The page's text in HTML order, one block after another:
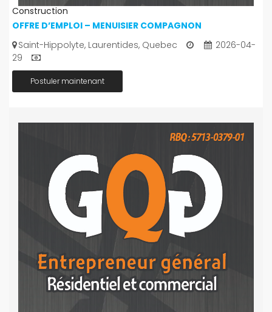
Construction
OFFRE D’EMPLOI – MENUISIER COMPAGNON
Saint-Hippolyte, Laurentides, Quebec
2026-04-
29
Postuler maintenant